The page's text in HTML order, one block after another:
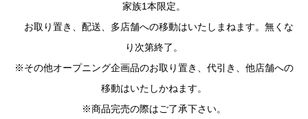
家族1本限定。
お取り置き、配送、多店舗への移動はいたしまねます。無くな
り次第終了。
※その他オープニング企画品のお取り置き、代引き、他店舗への
移動はいたしかねます。
※商品完売の際はご了承下さい。